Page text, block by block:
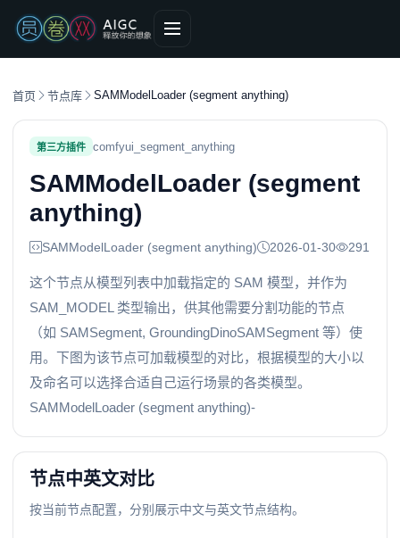
首页 节点库 SAMModelLoader (segment anything)
第三方插件 comfyui_segment_anything
SAMModelLoader (segment
anything)
SAMModelLoader (segment anything) 2026-01-30 291
这个节点从模型列表中加载指定的 SAM 模型，并作为
SAM_MODEL 类型输出，供其他需要分割功能的节点
（如 SAMSegment, GroundingDinoSAMSegment 等）使
用。下图为该节点可加载模型的对比，根据模型的大小以
及命名可以选择合适自己运行场景的各类模型。
SAMModelLoader (segment anything)-
节点中英文对比
按当前节点配置，分别展示中文与英文节点结构。